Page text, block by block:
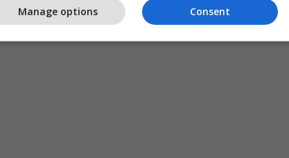
Consent
Manage options